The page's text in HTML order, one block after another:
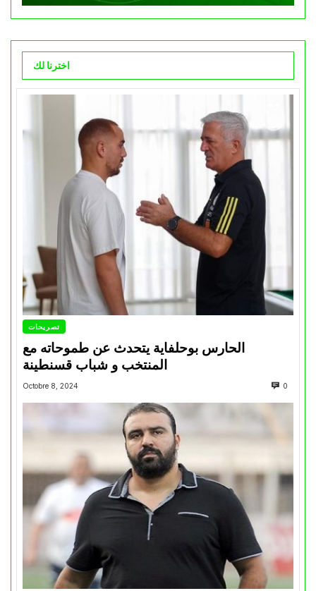
اخترنا لك
تصريحات
الحارس بوحلفاية يتحدث عن طموحاته مع
المنتخب و شباب قسنطينة
Octobre 8, 2024 0